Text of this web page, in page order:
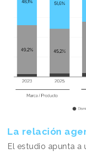
La relación
El estudio apunta a